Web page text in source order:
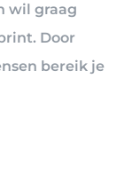
wil graag
Door
bereik je